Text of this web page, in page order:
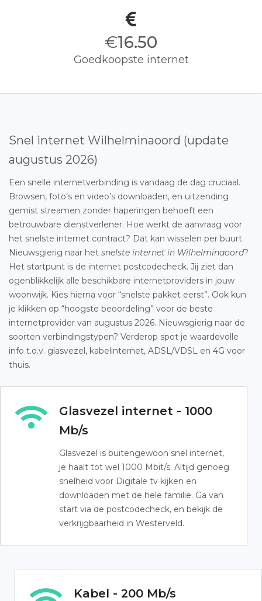
€16.50
Goedkoopste internet
Snel internet Wilhelminaoord (update
augustus 2026)
Een snelle internetverbinding is vandaag de dag cruciaal.
Browsen, foto’s en video’s downloaden, en uitzending
gemist streamen zonder haperingen behoeft een
betrouwbare dienstverlener. Hoe werkt de aanvraag voor
het snelste internet contract? Dat kan wisselen per buurt.
Nieuwsgierig naar het snelste internet in Wilhelminaoord?
Het startpunt is de internet postcodecheck. Jij ziet dan
ogenblikkelijk alle beschikbare internetproviders in jouw
woonwijk. Kies hierna voor “snelste pakket eerst”. Ook kun
je klikken op “hoogste beoordeling” voor de beste
internetprovider van augustus 2026. Nieuwsgierig naar de
soorten verbindingstypen? Verderop spot je waardevolle
info t.o.v. glasvezel, kabelinternet, ADSL/VDSL en 4G voor
thuis.
Glasvezel internet - 1000
Mb/s
Glasvezel is buitengewoon snel internet,
je haalt tot wel 1000 Mbit/s. Altijd genoeg
snelheid voor Digitale tv kijken en
downloaden met de hele familie. Ga van
start via de postcodecheck, en bekijk de
verkrijgbaarheid in Westerveld.
Kabel - 200 Mb/s